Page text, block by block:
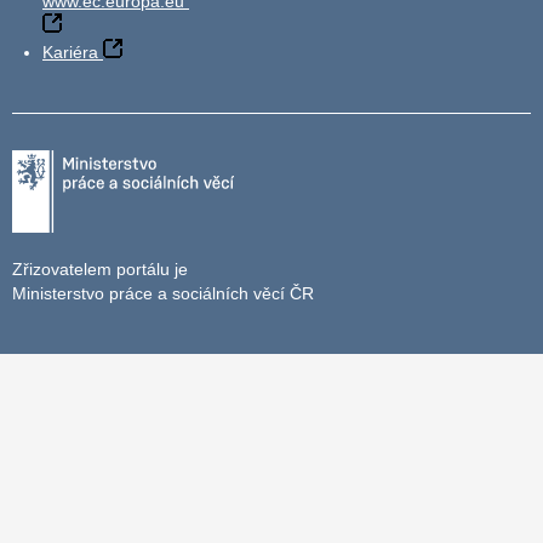
Kariéra
Zřizovatelem portálu je
Ministerstvo práce a sociálních věcí ČR